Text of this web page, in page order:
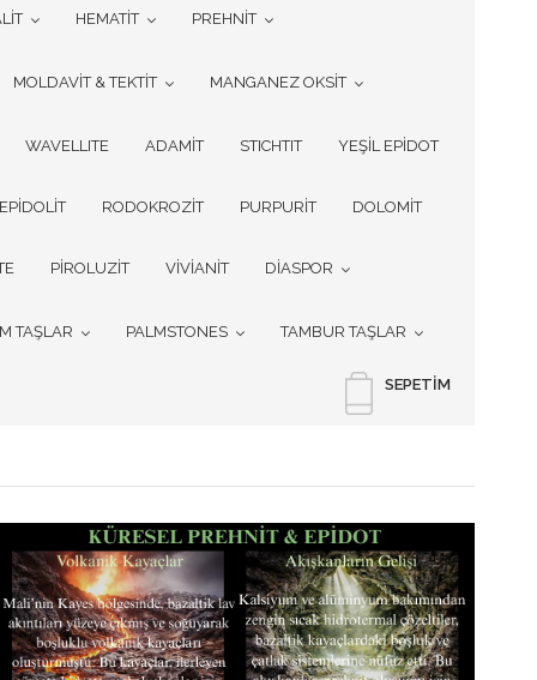
SEPETIM
HEMATİT PREHNİT
MOLDAVİT & TEKTİT MANGANEZ OKSİT
WAVELLITE ADAMİT STICHTIT YEŞİL EPİDOT
RODOKROZİT PURPURİT DOLOMİT
PİROLUZİT VİVİANİT DİASPOR
TAŞLAR PALMSTONES TAMBUR TAŞLAR